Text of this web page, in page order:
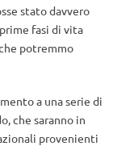
stato davvero
fasi di vita
potremmo
a una serie di
che saranno in
provenienti